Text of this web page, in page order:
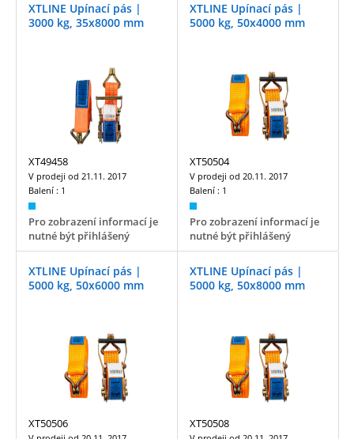
XTLINE Upínací pás |
3000 kg, 35x8000 mm
XT49458
V prodeji od 21.11. 2017
Balení : 1
Pro zobrazení informací je
nutné být přihlášený
XTLINE Upínací pás |
5000 kg, 50x4000 mm
XT50504
V prodeji od 20.11. 2017
Balení : 1
Pro zobrazení informací je
nutné být přihlášený
XTLINE Upínací pás |
5000 kg, 50x6000 mm
XT50506
XTLINE Upínací pás |
5000 kg, 50x8000 mm
XT50508